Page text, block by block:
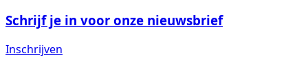
Schrijf je in voor onze nieuwsbrief
Inschrijven